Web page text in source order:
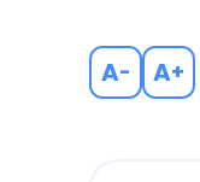
A- A+